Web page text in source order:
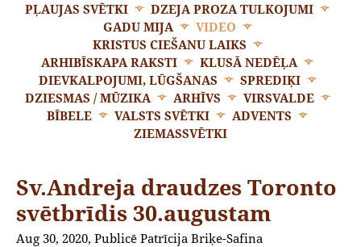
PĻAUJAS SVĒTKI
DZEJA PROZA TULKOJUMI
GADU MIJA
VIDEO
KRISTUS CIEŠANU LAIKS
ARHIBĪSKAPA RAKSTI
KLUSĀ NEDĒĻA
DIEVKALPOJUMI, LŪGŠANAS
SPREDIĶI
DZIESMAS / MŪZIKA
ARHĪVS
VIRSVALDE
BĪBELE
VALSTS SVĒTKI
ADVENTS
ZIEMASSVĒTKI
Sv.Andreja draudzes Toronto
svētbrīdis 30.augustam
Aug 30, 2020, Publicē Patrīcija Briķe-Safina